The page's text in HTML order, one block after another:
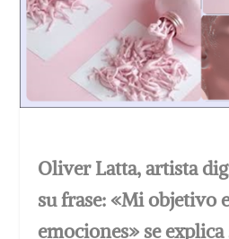
Oliver Latta, artista
su frase: «Mi objetivo
emociones» se explica